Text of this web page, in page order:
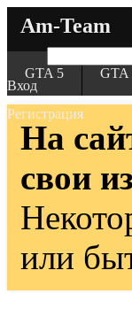
Am-Team
Вход
Регистрация
GTA 5 GTA
На
свои
или